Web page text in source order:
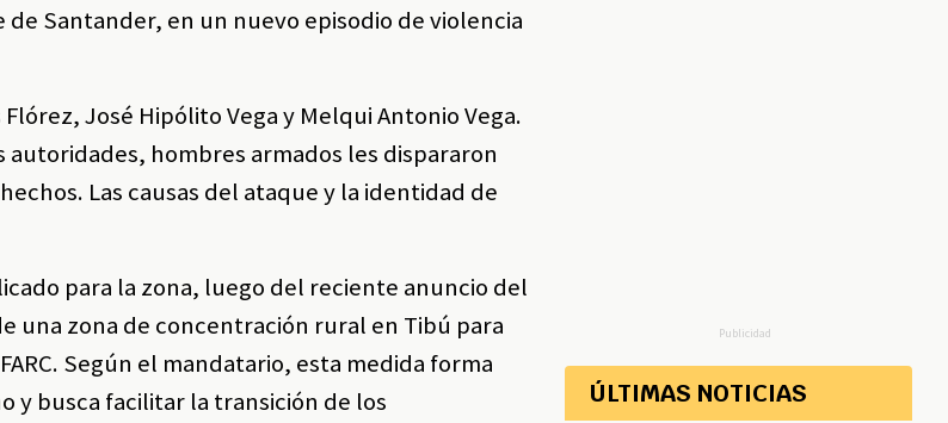
Santander, en un nuevo episodio de violencia
José Hipólito Vega y Melqui Antonio Vega.
hombres armados les dispararon
Las causas del ataque y la identidad de
para la zona, luego del reciente anuncio del
una zona de concentración rural en Tibú para
Según el mandatario, esta medida forma
y busca facilitar la transición de los
Publicidad
ÚLTIMAS NOTICIAS